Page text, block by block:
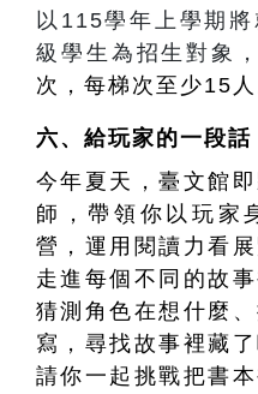
以115學年上學期
級學生為招生對象
次，每梯次至少15人
六、 給玩家的一段話
今年夏天，臺文館
師，帶領你以玩家
營，運用閱讀力看
走進每個不同的故
猜測角色在想什麼
寫，尋找故事裡藏
請你一起挑戰把書